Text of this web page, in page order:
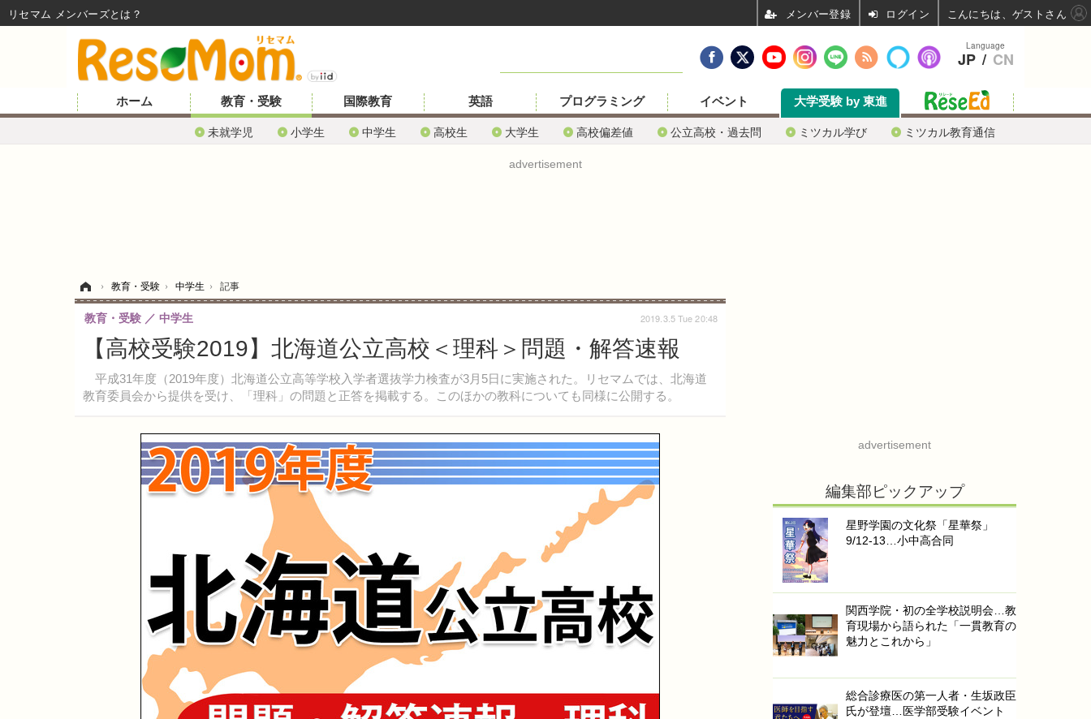
ホーム 教育・受験
未就学児 小学生 中学生 高校生 大学生 高校偏差値 公立高校・過去問 ミツカル学び ミツカル教育通信
国際教育 英語 プログラミング イベント 大学受験 by 東進
advertisement
› 教育・受験 › 中学生 › 記事
【高校受験2019】北海道公立高校＜理科＞問題・解答速報
平成31年度（2019年度）北海道公立高等学校入学者選抜学力検査が3月5日に実施された。リセマムでは、北海道
教育委員会から提供を受け、「理科」の問題と正答を掲載する。このほかの教科についても同様に公開する。
教育・受験 中学生 2019.3.5 Tue 20:48
advertisement
編集部ピックアップ
星野学園の文化祭「星華祭」
9/12-13…小中高合同
関西学院・初の全学校説明会…教
育現場から語られた「一貫教育の
魅力とこれから」
総合診療医の第一人者・生坂政臣
氏が登壇…医学部受験イベント
Language
JP / CN
リセマム メンバーズ ログイン こんにちは、ゲストさん